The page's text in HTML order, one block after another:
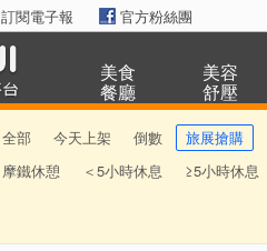
訂閱電子報 官方粉絲團
美食
餐廳
美容
舒壓
全部 今天上架 倒數 旅展搶購
摩鐵休憩
＜5小時休息 ≥5小時休息